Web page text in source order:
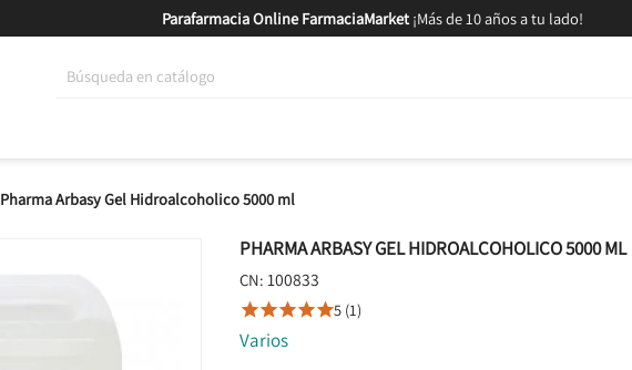
Parafarmacia Online FarmaciaMarket¡Más de 10 años a tu lado!
Pharma Arbasy Gel Hidroalcoholico 5000 ml
PHARMA ARBASY GEL HIDROALCOHOLICO 5000 ML
CN: 100833
5 (1)
Varios